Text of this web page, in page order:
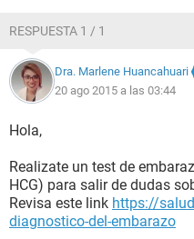
RESPUESTA 1 / 1
Dra. Marlene Huancahuari
20 ago 2015 a las 03:44
Hola,
Realizate un test de
HCG) para salir de dudas
Revisa este link https://
diagnostico-del-embarazo